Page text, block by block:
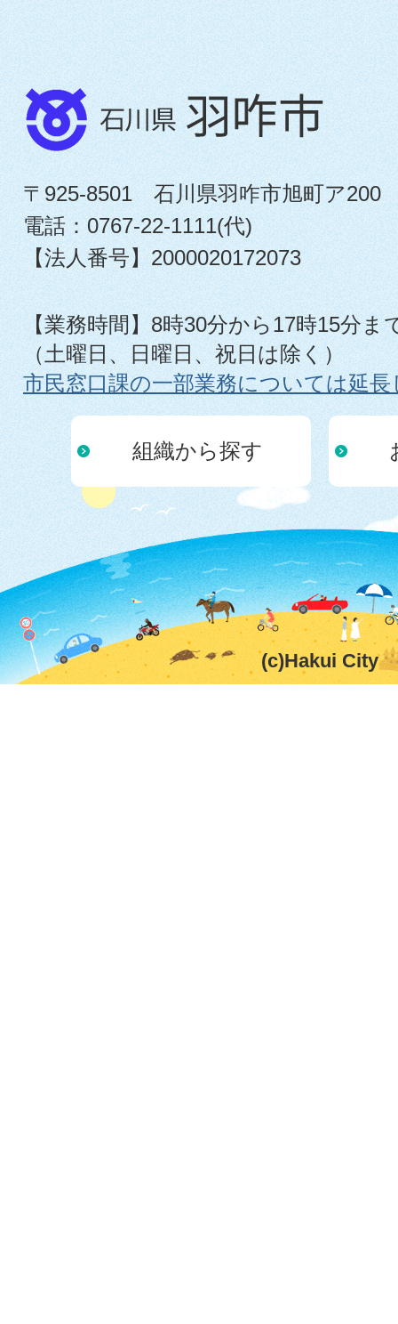
〒925-8501 石川県羽咋市旭町ア200
電話：0767-22-1111(代)
【法人番号】2000020172073
【業務時間】8時30分から17時15分ま
（土曜日、日曜日、祝日は除く）
市民窓口課の一部業務については延
組織から探す
(c)Hakui City